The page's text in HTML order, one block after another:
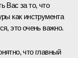
Вас за то, что
как инструмента
это очень важно.
что главный